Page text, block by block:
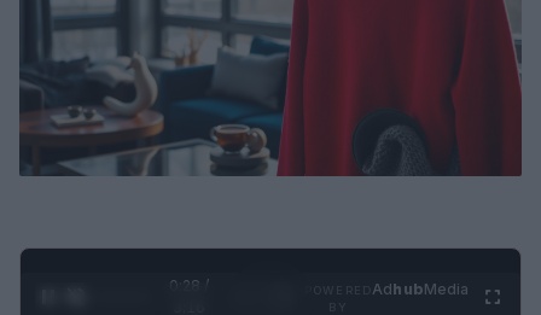
0:28 /
AdhubMedia